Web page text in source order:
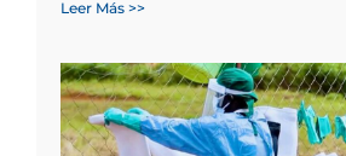
Leer Más >>